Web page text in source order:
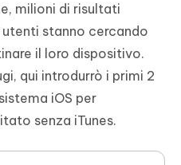
milioni di risultati
stanno cercando
il loro dispositivo.
qui introdurrò i primi 2
iOS per
senza iTunes.